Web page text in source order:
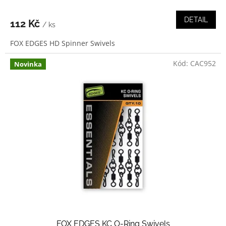
112 Kč / ks
DETAIL
FOX EDGES HD Spinner Swivels
Novinka
FOX EDGES KC O-Ring Swivels
Kód: CAC952